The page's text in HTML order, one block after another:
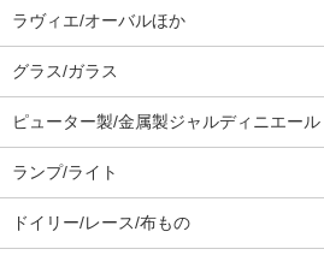
ラヴィエ/オーバルほか
グラス/ガラス
ピューター製/金属製ジャルディニエール
ランプ/ライト
ドイリー/レース/布もの